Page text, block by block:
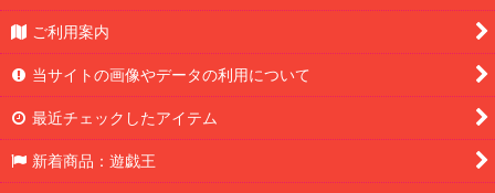
ご利用案内
当サイトの画像やデータの利用について
最近チェックしたアイテム
新着商品：遊戯王